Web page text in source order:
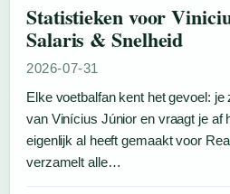
Statistieken voor
Salaris & Snelheid
2026-07-31
Elke voetbalfan kent het gevoel: je
van Vinícius Júnior en vraagt je af
eigenlijk al heeft gemaakt voor
verzamelt alle…